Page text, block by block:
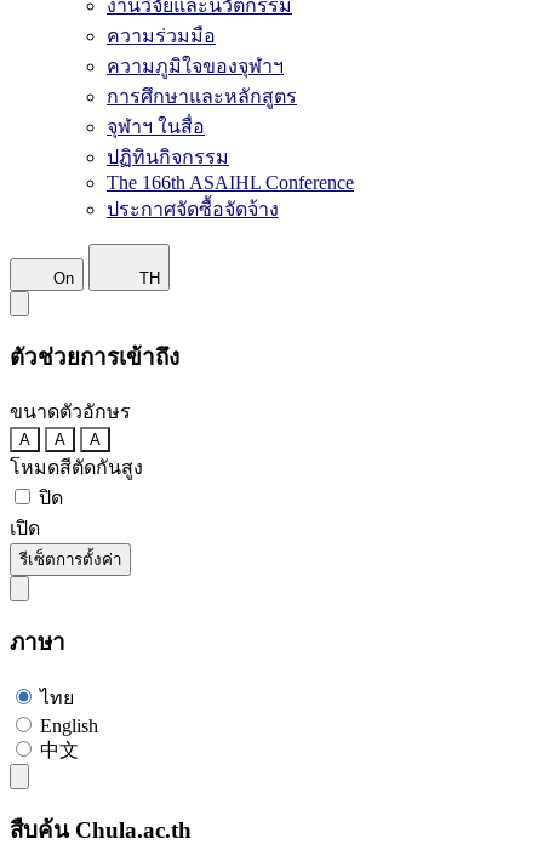
งานวิจัยและนวัตกรรม
ความร่วมมือ
ความภูมิใจของจุฬาฯ
การศึกษาและหลักสูตร
จุฬาฯ ในสื่อ
ปฏิทินกิจกรรม
The 166th ASAIHL Conference
ประกาศจัดซื้อจัดจ้าง
On TH
ตัวช่วยการเข้าถึง
ขนาดตัวอักษร
A A A
โหมดสีตัดกันสูง
ปิด
เปิด
รีเซ็ตการตั้งค่า
ภาษา
ไทย
English
中文
สืบค้น Chula.ac.th